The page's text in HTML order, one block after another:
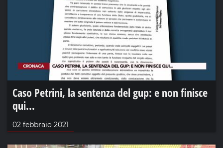
Caso Petrini, la sentenza del gup: e non finisce
qui...
02 febbraio 2021